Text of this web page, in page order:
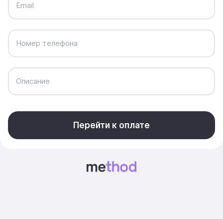
Email
Номер телефона
Описание
Перейти к оплате